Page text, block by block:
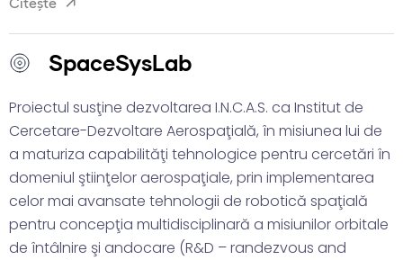
SpaceSysLab
Proiectul susţine dezvoltarea I.N.C.A.S. ca Institut de
Cercetare-Dezvoltare Aerospaţială, în misiunea lui de
a maturiza capabilităţi tehnologice pentru cercetări în
domeniul ştiinţelor aerospaţiale, prin implementarea
celor mai avansate tehnologii de robotică spaţială
pentru concepţia multidisciplinară a misiunilor orbitale
de întâlnire şi andocare (R&D – randezvous and